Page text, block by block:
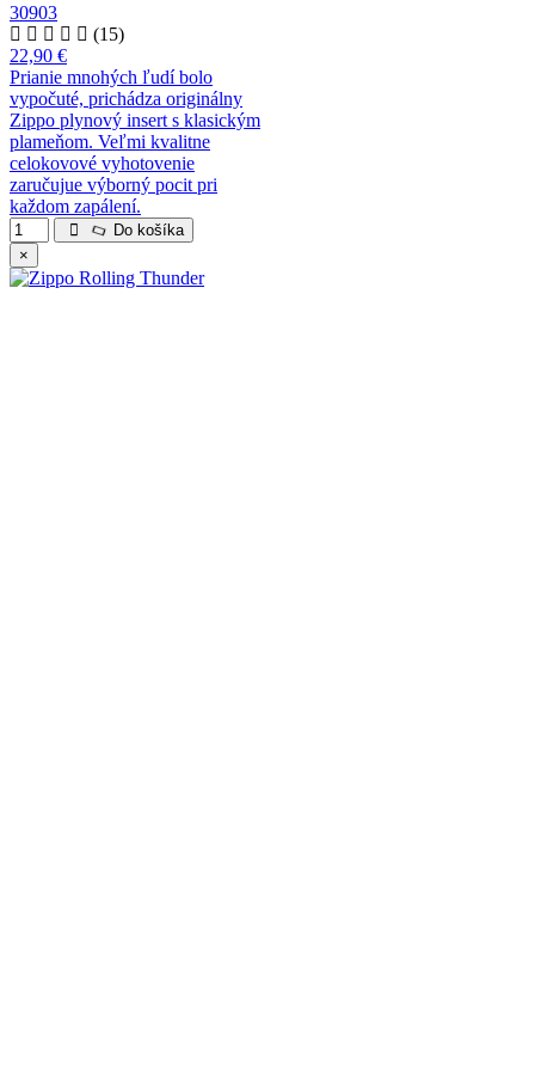
30903
(15)
22,90 €
Prianie mnohých ľudí bolo
vypočuté, prichádza originálny
Zippo plynový insert s klasickým
plameňom. Veľmi kvalitne
celokovové vyhotovenie
zaručujue výborný pocit pri
každom zapálení.
Do košíka
×